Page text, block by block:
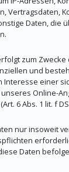
Vertragsdaten,
Daten, die
zum
und
Interesse einer
Online-
6 Abs. 1 lit. f
nur insoweit
Daten